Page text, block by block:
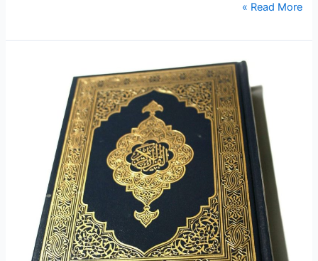
Read More »
گلچین
برگزیده
کتاب
۱۰۰۱